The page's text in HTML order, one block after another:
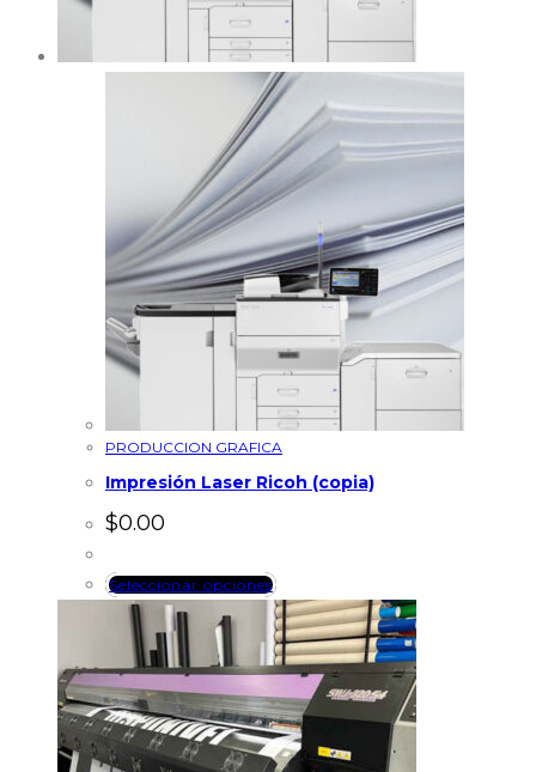
PRODUCCION GRAFICA
Impresión Laser Ricoh (copia)
$0.00
Seleccionar opciones